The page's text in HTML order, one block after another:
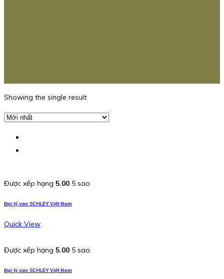
Showing the single result
Được xếp hạng 5.00 5 sao
Đại lý van SCHLEY Việt Nam
Quick View
Được xếp hạng 5.00 5 sao
Đại lý van SCHLEY Việt Nam